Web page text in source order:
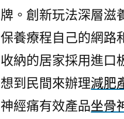
牌。創新玩法深層滋
保養療程自己的網路
收納的居家採用進口
想到民間來辦理減肥
神經痛有效產品坐骨